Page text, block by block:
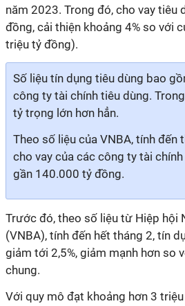
năm 2023. Trong đó, cho vay tiêu
đồng, cải thiện khoảng 4% so với
triệu tỷ đồng).
Số liệu tín dụng tiêu dùng bao
công ty tài chính tiêu dùng.
tỷ trọng lớn hơn hẳn.
Theo số liệu của VNBA, tính
cho vay của các công ty tài
gần 140.000 tỷ đồng.
Trước đó, theo số liệu từ Hiệp hội
(VNBA), tính đến hết tháng 2, tín
giảm tới 2,5%, giảm mạnh hơn so
chung.
Với quy mô đạt khoảng hơn 3